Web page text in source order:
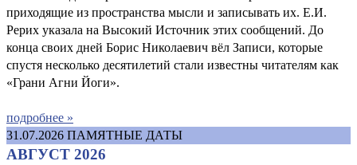
приходящие из пространства мысли и записывать их. Е.И.
Рерих указала на Высокий Источник этих сообщений. До
конца своих дней Борис Николаевич вёл Записи, которые
спустя несколько десятилетий стали известны читателям как
«Грани Агни Йоги».
подробнее »
31.07.2026 ПАМЯТНЫЕ ДАТЫ
АВГУСТ 2026